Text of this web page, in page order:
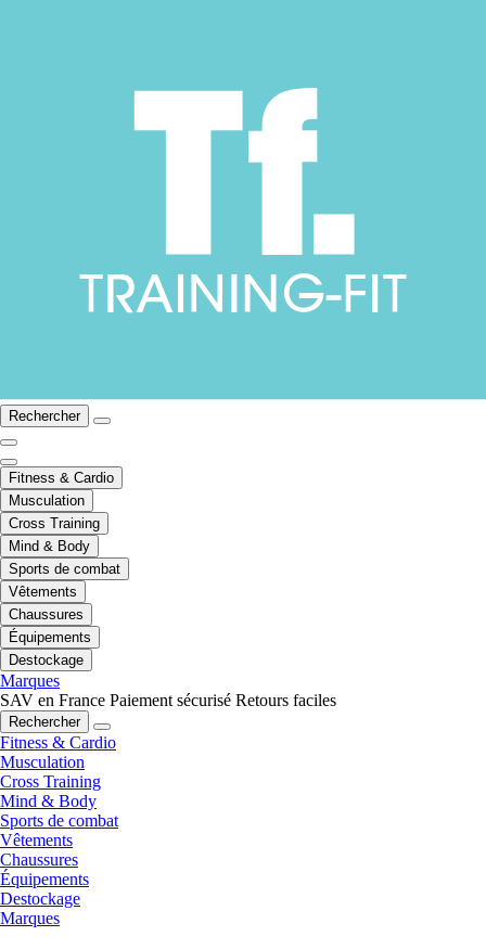
Rechercher
Fitness & Cardio
Musculation
Cross Training
Mind & Body
Sports de combat
Vêtements
Chaussures
Équipements
Destockage
Marques
SAV en France Paiement sécurisé Retours faciles
Rechercher
Fitness & Cardio
Musculation
Cross Training
Mind & Body
Sports de combat
Vêtements
Chaussures
Équipements
Destockage
Marques